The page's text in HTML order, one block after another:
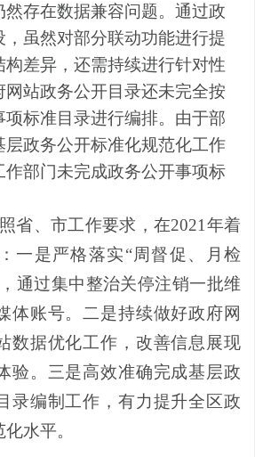
存在数据兼容问题。通过政
，虽然对部分联动功能进行提
构差异，还需持续进行针对性
网站政务公开目录还未完全按
项标准目录进行编排。由于部
层政务公开标准化规范化工作
作部门未完成政务公开事项标
省、市工作要求，在2021年着
一是严格落实“周督促、月检
通过集中整治关停注销一批维
体账号。二是持续做好政府网
数据优化工作，改善信息展现
验。三是高效准确完成基层政
录编制工作，有力提升全区政
水平。